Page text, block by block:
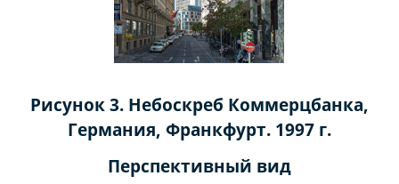
Рисунок 3. Небоскреб Коммерцбанка,
Германия, Франкфурт. 1997 г.
Перспективный вид